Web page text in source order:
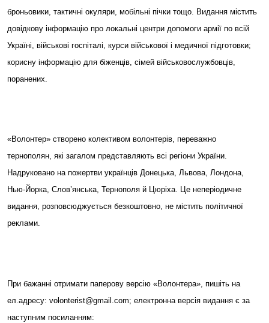
броньовики, тактичні окуляри, мобільні пічки тощо. Видання містить
довідкову інформацію про локальні центри допомоги армії по всій
Україні, військові госпіталі, курси військової і медичної підготовки;
корисну інформацію для біженців, сімей військовослужбовців,
поранених.
«Волонтер» створено колективом волонтерів, переважно
тернополян, які загалом представляють всі регіони України.
Надруковано на пожертви українців Донецька, Львова, Лондона,
Нью-Йорка, Слов’янська, Тернополя й Цюріха. Це неперіодичне
видання, розповсюджується безкоштовно, не містить політичної
реклами.
При бажанні отримати паперову версію «Волонтера», пишіть на
ел.адресу: volonterist@gmail.com; електронна версія видання є за
наступним посиланням: